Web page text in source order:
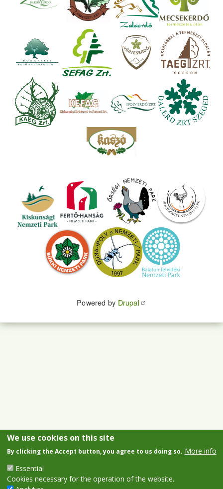
Powered by Drupal
We use cookies on this site
By clicking the Accept button, you agree to us doing so. More info
Essential
Cookies necessary for the operation of the website.